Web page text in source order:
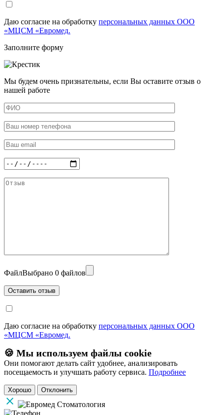
Даю согласие на обработку персональных данных ООО
«МЦСМ «Евромед.
Заполните форму
Мы будем очень признательны, если Вы оставите отзыв о
нашей работе
ФайлВыбрано 0 файлов
Даю согласие на обработку персональных данных ООО
«МЦСМ «Евромед.
🍪 Мы используем файлы cookie
Они помогают делать сайт удобнее, анализировать
посещаемость и улучшать работу сервиса. Подробнее
Хорошо Отклонить